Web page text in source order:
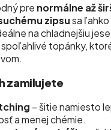
pre normálne až
zipsusa ľahko
na chladnejšiu
topánky,
zamilujete
– šitie namiesto
a menej chémie.